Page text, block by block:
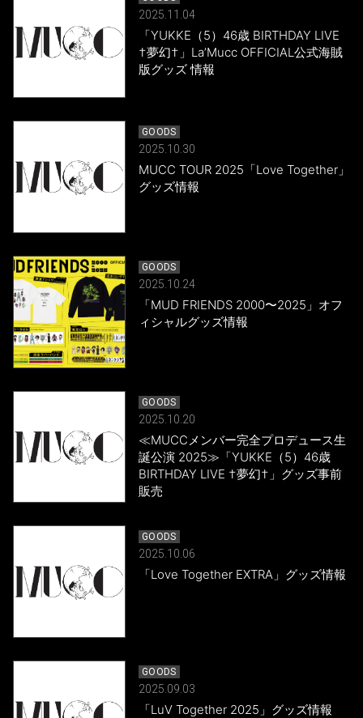
2025.11.04
「YUKKE（5）46歳 BIRTHDAY LIVE
†夢幻†」La’Mucc OFFICIAL公式海賊
版グッズ 情報
GOODS
2025.10.30
MUCC TOUR 2025「Love Together」
グッズ情報
GOODS
2025.10.24
「MUD FRIENDS 2000〜2025」オフ
ィシャルグッズ情報
GOODS
2025.10.20
≪MUCCメンバー完全プロデュース生
誕公演 2025≫「YUKKE（5）46歳
BIRTHDAY LIVE †夢幻†」グッズ事前
販売
GOODS
2025.10.06
「Love Together EXTRA」グッズ情報
GOODS
2025.09.03
「LuV Together 2025」グッズ情報